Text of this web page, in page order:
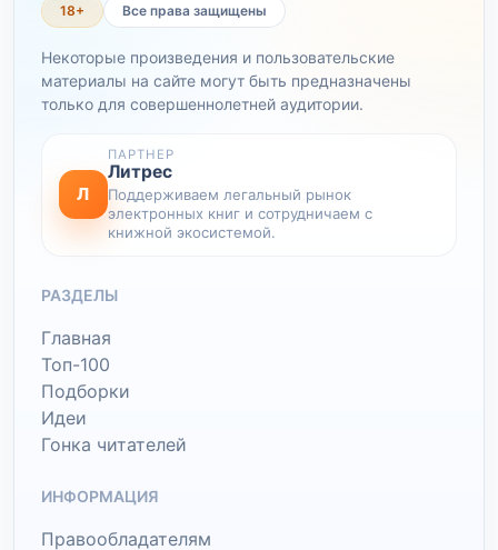
18+ Все права защищены
Некоторые произведения и пользовательские
материалы на сайте могут быть предназначены
только для совершеннолетней аудитории.
Л
ПАРТНЕР
Литрес
Поддерживаем легальный рынок
электронных книг и сотрудничаем с
книжной экосистемой.
РАЗДЕЛЫ
Главная
Топ-100
Подборки
Идеи
Гонка читателей
ИНФОРМАЦИЯ
Правообладателям